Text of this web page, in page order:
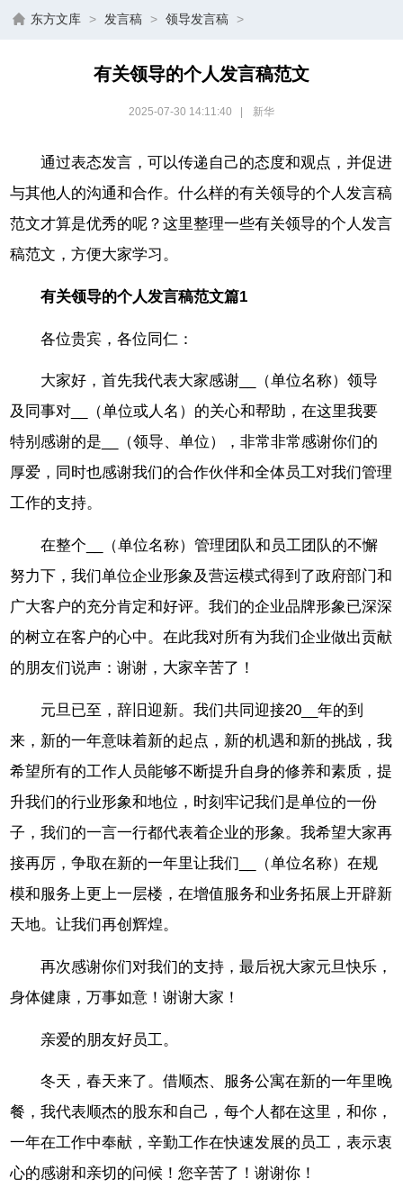
东方文库 > 发言稿 > 领导发言稿 >
有关领导的个人发言稿范文
2025-07-30 14:11:40 新华
通过表态发言，可以传递自己的态度和观点，并促进
与其他人的沟通和合作。什么样的有关领导的个人发言稿
范文才算是优秀的呢？这里整理一些有关领导的个人发言
稿范文，方便大家学习。
有关领导的个人发言稿范文篇1
各位贵宾，各位同仁：
大家好，首先我代表大家感谢__（单位名称）领导
及同事对__（单位或人名）的关心和帮助，在这里我要
特别感谢的是__（领导、单位），非常非常感谢你们的
厚爱，同时也感谢我们的合作伙伴和全体员工对我们管理
工作的支持。
在整个__（单位名称）管理团队和员工团队的不懈
努力下，我们单位企业形象及营运模式得到了政府部门和
广大客户的充分肯定和好评。我们的企业品牌形象已深深
的树立在客户的心中。在此我对所有为我们企业做出贡献
的朋友们说声：谢谢，大家辛苦了！
元旦已至，辞旧迎新。我们共同迎接20__年的到
来，新的一年意味着新的起点，新的机遇和新的挑战，我
希望所有的工作人员能够不断提升自身的修养和素质，提
升我们的行业形象和地位，时刻牢记我们是单位的一份
子，我们的一言一行都代表着企业的形象。我希望大家再
接再厉，争取在新的一年里让我们__（单位名称）在规
模和服务上更上一层楼，在增值服务和业务拓展上开辟新
天地。让我们再创辉煌。
再次感谢你们对我们的支持，最后祝大家元旦快乐，
身体健康，万事如意！谢谢大家！
亲爱的朋友好员工。
冬天，春天来了。借顺杰、服务公寓在新的一年里晚
餐，我代表顺杰的股东和自己，每个人都在这里，和你，
一年在工作中奉献，辛勤工作在快速发展的员工，表示衷
心的感谢和亲切的问候！您辛苦了！谢谢你！